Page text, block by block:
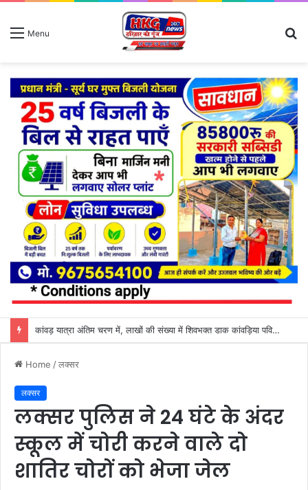
Menu
दक्षदीप, गौरी शंकर, बैरागी कैंप और लालजीवाला में सुचारू जलापूर्ति से शिवभक्तों को बड़ी राहत
Home /लक्सर
लक्सर
लक्सर पुलिस ने 24 घंटे के अंदर
स्कूल में चोरी करने वाले दो
शातिर चोरों को भेजा जेल